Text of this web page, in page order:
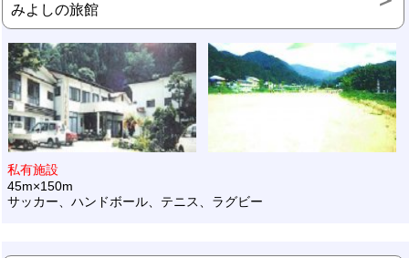
みよしの旅館
私有施設
45m×150m
サッカー、ハンドボール、テニス、ラグビー